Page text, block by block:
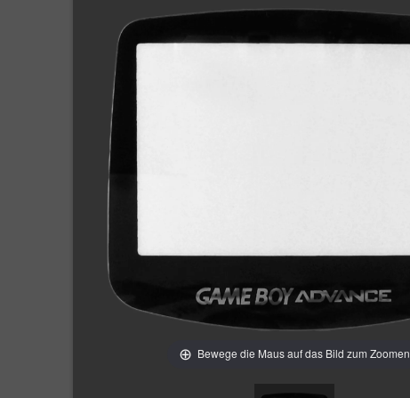
Bewege die Maus auf das Bild zum Zoomen